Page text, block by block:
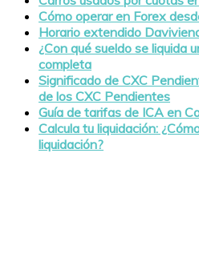
Cómo operar en Forex
Horario extendido
¿Con qué sueldo se liquida
completa
Significado de CXC
de los CXC Pendientes
Guía de tarifas de ICA en
Calcula tu liquidación:
liquidación?